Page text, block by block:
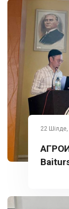
22 Шілде,